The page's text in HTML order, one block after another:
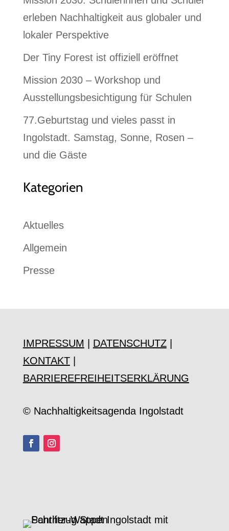
erleben Nachhaltigkeit aus globaler und
lokaler Perspektive
Der Tiny Forest ist offiziell eröffnet
Mission 2030 – Workshop und
Ausstellungsbesichtigung für Schulen
77.Geburtstag und vieles passt in
Ingolstadt. Samstag, Sonne, Rosen –
und die Gäste
Kategorien
Aktuelles
Allgemein
Presse
IMPRESSUM | DATENSCHUTZ|
KONTAKT |
BARRIEREFREIHEITSERKLÄRUNG
© Nachhaltigkeitsagenda Ingolstadt